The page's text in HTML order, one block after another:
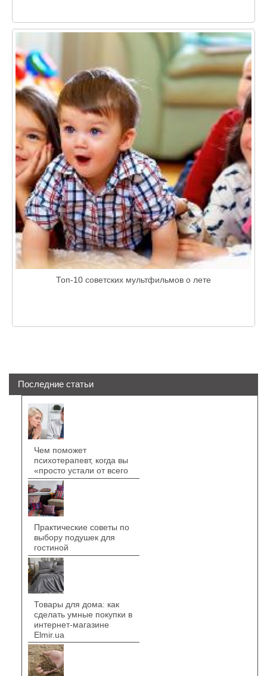
Топ-10 советских мультфильмов о лете
Последние статьи
Чем поможет
психотерапевт, когда вы
«просто устали от всего
Практические советы по
выбору подушек для
гостиной
Товары для дома: как
сделать умные покупки в
интернет-магазине
Elmir.ua